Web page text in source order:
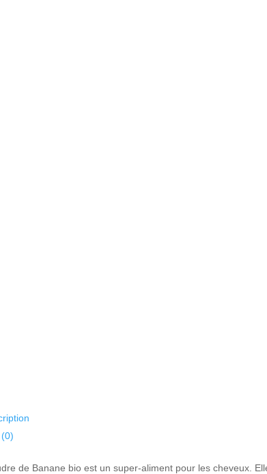
de Banane bio est un super-aliment pour les cheveux.